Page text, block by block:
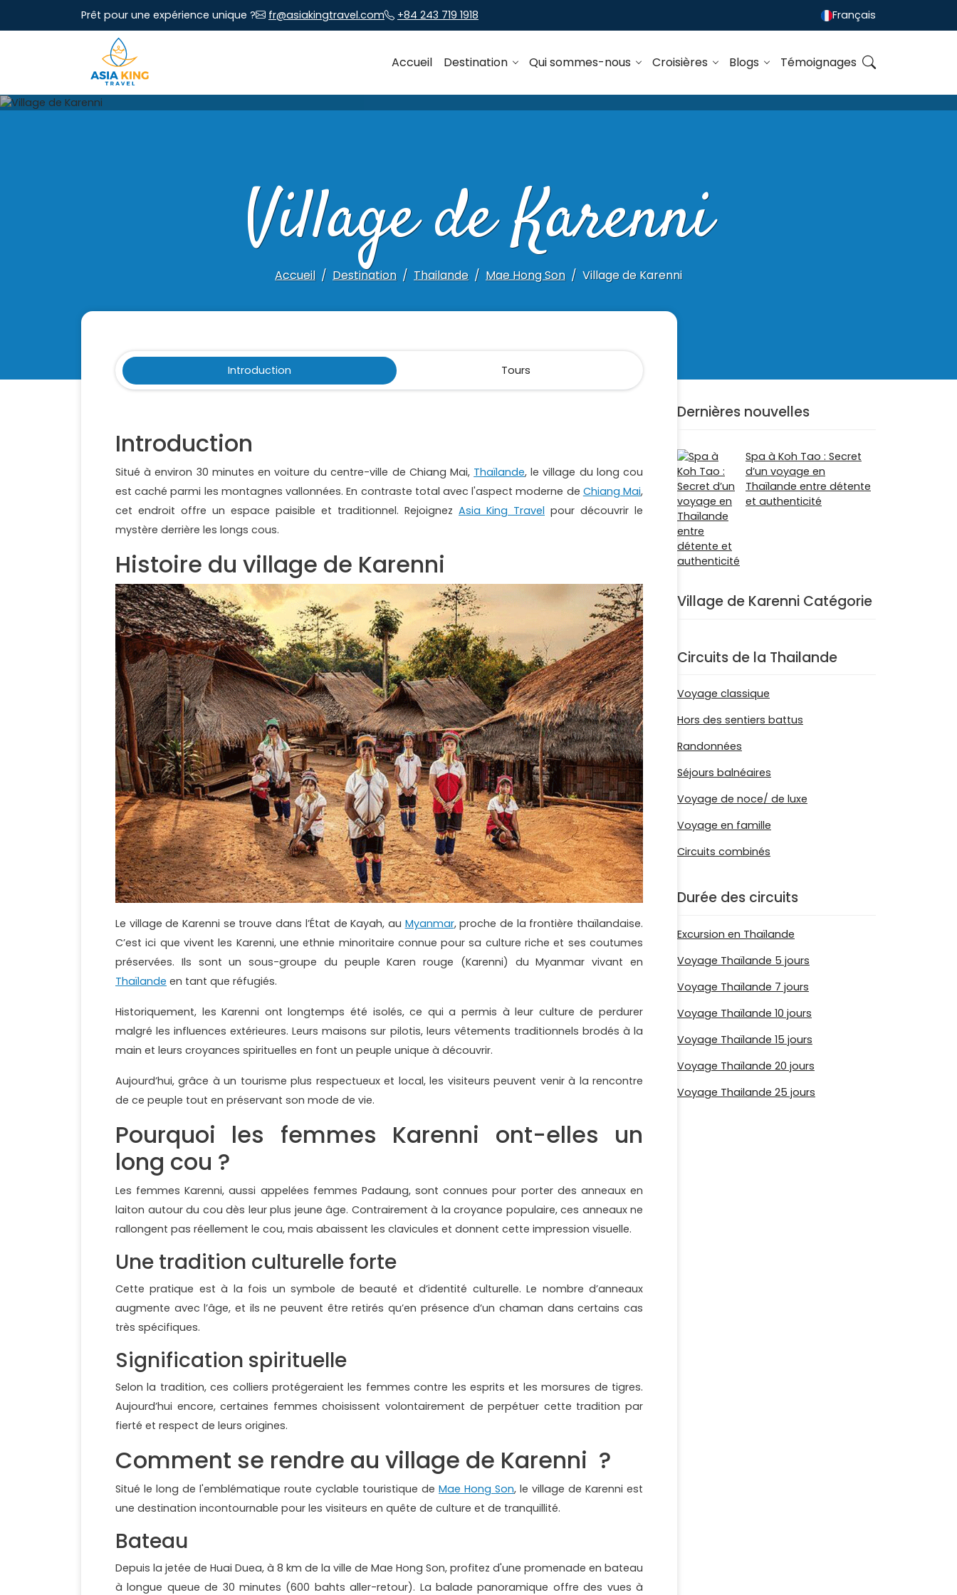
Prêt pour une expérience unique ? fr@asiakingtravel.com +84 243 719 1918 Français
Accueil Destination Qui sommes-nous Croisières Blogs Témoignages
Village de Karenni
Accueil Destination Thailande Mae Hong Son Village de Karenni
Introduction Tours
Introduction
Situé à environ 30 minutes en voiture du centre-ville de Chiang Mai, Thaïlande, le village du long cou
est caché parmi les montagnes vallonnées. En contraste total avec l'aspect moderne de Chiang Mai,
cet endroit offre un espace paisible et traditionnel. Rejoignez Asia King Travel pour découvrir le
mystère derrière les longs cous.
Histoire du village de Karenni
Le village de Karenni se trouve dans l’État de Kayah, au Myanmar, proche de la frontière thaïlandaise.
C’est ici que vivent les Karenni, une ethnie minoritaire connue pour sa culture riche et ses coutumes
préservées. Ils sont un sous-groupe du peuple Karen rouge (Karenni) du Myanmar vivant en
Thaïlande en tant que réfugiés.
Historiquement, les Karenni ont longtemps été isolés, ce qui a permis à leur culture de perdurer
malgré les influences extérieures. Leurs maisons sur pilotis, leurs vêtements traditionnels brodés à la
main et leurs croyances spirituelles en font un peuple unique à découvrir.
Aujourd’hui, grâce à un tourisme plus respectueux et local, les visiteurs peuvent venir à la rencontre
de ce peuple tout en préservant son mode de vie.
Pourquoi les femmes Karenni ont-elles un
long cou ?
Les femmes Karenni, aussi appelées femmes Padaung, sont connues pour porter des anneaux en
laiton autour du cou dès leur plus jeune âge. Contrairement à la croyance populaire, ces anneaux ne
rallongent pas réellement le cou, mais abaissent les clavicules et donnent cette impression visuelle.
Une tradition culturelle forte
Cette pratique est à la fois un symbole de beauté et d’identité culturelle. Le nombre d’anneaux
augmente avec l’âge, et ils ne peuvent être retirés qu’en présence d’un chaman dans certains cas
très spécifiques.
Signification spirituelle
Selon la tradition, ces colliers protégeraient les femmes contre les esprits et les morsures de tigres.
Aujourd’hui encore, certaines femmes choisissent volontairement de perpétuer cette tradition par
fierté et respect de leurs origines.
Comment se rendre au village de Karenni ?
Situé le long de l'emblématique route cyclable touristique de Mae Hong Son, le village de Karenni est
une destination incontournable pour les visiteurs en quête de culture et de tranquillité.
Bateau
Depuis la jetée de Huai Duea, à 8 km de la ville de Mae Hong Son, profitez d'une promenade en bateau
à longue queue de 30 minutes (600 bahts aller-retour). La balade panoramique offre des vues à
Dernières nouvelles
Spa à Koh Tao : Secret
d’un voyage en
Thaïlande entre détente
et authenticité
Village de Karenni Catégorie
Circuits de la Thailande
Voyage classique
Hors des sentiers battus
Randonnées
Séjours balnéaires
Voyage de noce/ de luxe
Voyage en famille
Circuits combinés
Durée des circuits
Excursion en Thaïlande
Voyage Thaïlande 5 jours
Voyage Thaïlande 7 jours
Voyage Thaïlande 10 jours
Voyage Thaïlande 15 jours
Voyage Thaïlande 20 jours
Voyage Thailande 25 jours